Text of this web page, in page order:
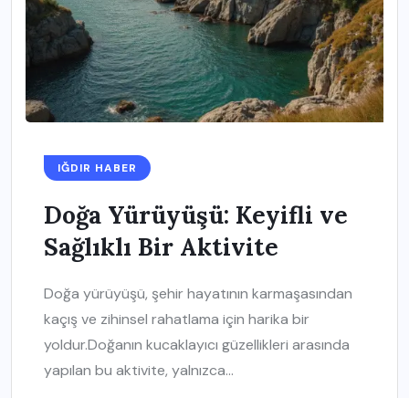
IĞDIR HABER
Doğa Yürüyüşü: Keyifli ve
Sağlıklı Bir Aktivite
Doğa yürüyüşü, şehir hayatının karmaşasından
kaçış ve zihinsel rahatlama için harika bir
yoldur.Doğanın kucaklayıcı güzellikleri arasında
yapılan bu aktivite, yalnızca...